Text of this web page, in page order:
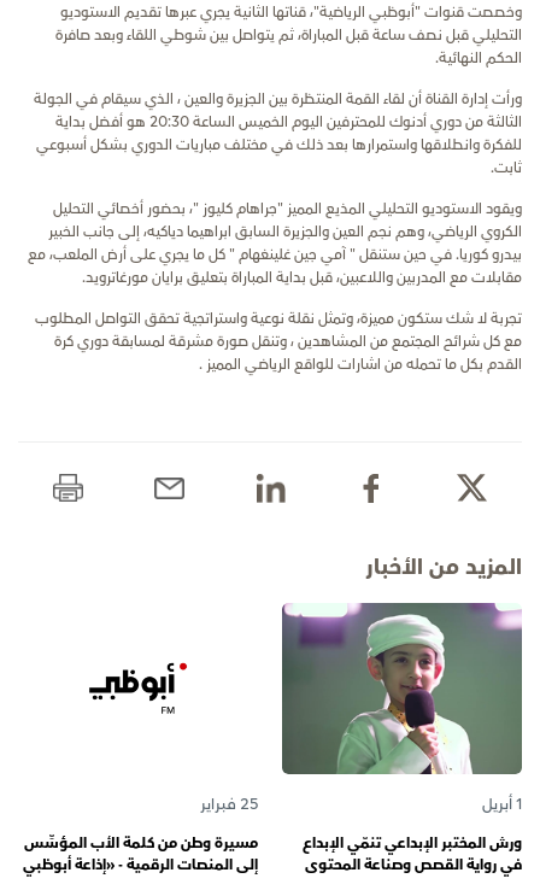
وخصصت قنوات "أبوظبي الرياضية"، قناتها الثانية يجري عبرها تقديم الاستوديو
التحليلي قبل نصف ساعة قبل المباراة، ثم يتواصل بين شوطي اللقاء وبعد صافرة
الحكم النهائية.
ورأت إدارة القناة أن لقاء القمة المنتظرة بين الجزيرة والعين ، الذي سيقام في الجولة
الثالثة من دوري أدنوك للمحترفين اليوم الخميس الساعة 20:30 هو أفضل بداية
للفكرة وانطلاقها واستمرارها بعد ذلك في مختلف مباريات الدوري بشكل أسبوعي
ثابت.
ويقود الاستوديو التحليلي المذيع المميز "جراهام كليوز "، بحضور أخصائي التحليل
الكروي الرياضي، وهم نجم العين والجزيرة السابق ابراهيما دياكيه، إلى جانب الخبير
بيدرو كوريا. في حين ستنقل " آمي جين غلينغهام " كل ما يجري على أرض الملعب، مع
مقابلات مع المدربين واللاعبين، قبل بداية المباراة بتعليق برايان مورغاترويد.
تجربة لا شك ستكون مميزة، وتمثل نقلة نوعية واستراتجية تحقق التواصل المطلوب
مع كل شرائح المجتمع من المشاهدين ، وتنقل صورة مشرقة لمسابقة دوري كرة
القدم بكل ما تحمله من اشارات للواقع الرياضي المميز .
المزيد من الأخبار
1 أبريل
ورش المختبر الإبداعي تنمّي الإبداع
في رواية القصص وصناعة المحتوى
25 فبراير
مسيرة وطن من كلمة الأب المؤسِّس
إلى المنصات الرقمية - «إذاعة أبوظبي